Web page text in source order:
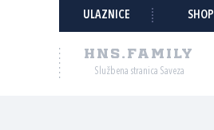
ULAZNICE SHOP
HNS.FAMILY
Službena stranica Saveza